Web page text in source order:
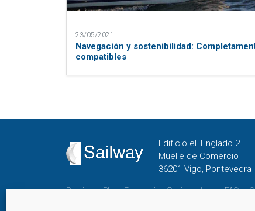
23/05/2021
Navegación y sostenibilidad:
compatibles
Edificio el Tinglado 2
Muelle de Comercio
36201 Vigo, Pontevedra
Destinos Blog Fundación Cenizas al mar FAQs